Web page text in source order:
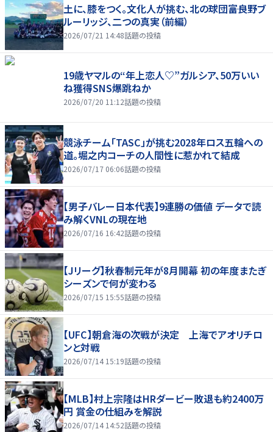
土に、膝をつく。文化人が挑む、北の球団――富良野ブ
ルーリッジ、二つの真実（前編）
2026/07/21 14:48話題の投稿
19歳ヤマルの“年上恋人♡”ガルシア、50万いい
ね獲得SNS爆跳ねか
2026/07/20 11:12話題の投稿
競泳チーム「TASC」が挑む2028年ロス五輪への
道。堀之内コーチの人間性に惹かれて結成
2026/07/17 06:06話題の投稿
【男子バレー日本代表】9連勝の価値 データで読
み解くVNLの現在地
2026/07/16 16:42話題の投稿
【Jリーグ】秋春制元年が8月開幕 初の年度またぎ
シーズンで何が変わる
2026/07/15 15:55話題の投稿
【UFC】朝倉海の次戦が決定 上海でアオリチロ
ンと対戦
2026/07/14 15:19話題の投稿
【MLB】村上宗隆はHRダービー敗退も約2400万
円 賞金の仕組みを解説
2026/07/14 14:52話題の投稿